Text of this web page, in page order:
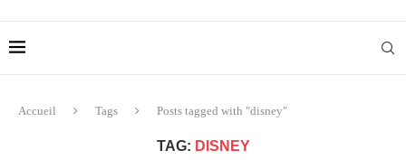
Accueil Tags Posts tagged with "disney"
TAG: DISNEY